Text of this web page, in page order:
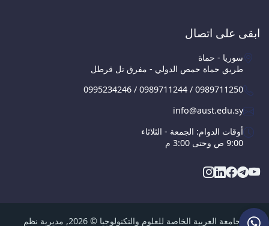
ابقى على اتصال
سوريا - حماة
طريق حماة حمص الدولي - مفرق تل قرطل
0995234246 / 0989711244 / 0989711250
info@aust.edu.sy
أوقات الدوام: الجمعة - الثلاثاء
9:00 ص وحتى 3:00 م
الجامعة العربية الخاصة للعلوم والتكنولوجيا © 2026, مديرية نظم